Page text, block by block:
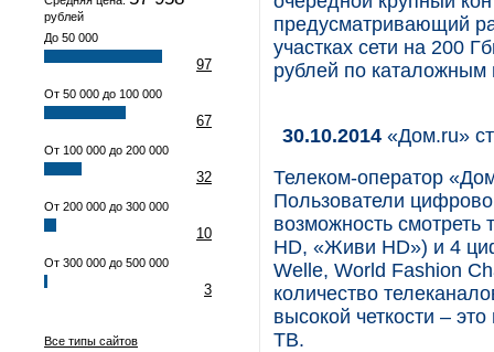
рублей
До 50 000
97
От 50 000 до 100 000
67
От 100 000 до 200 000
32
От 200 000 до 300 000
10
От 300 000 до 500 000
3
Все типы сайтов
предусматривающий
участках сети на 200
рублей по каталожным
30.10.2014 «Дом.ru»
Телеком-оператор
Пользователи
возможность
HD, «Живи HD») и 4
Welle, World Fashion
количество
высокой четкости –
ТВ.